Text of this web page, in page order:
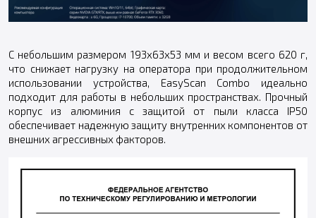
С небольшим размером 193x63x53 мм и весом всего 620 г,
что снижает нагрузку на оператора при продолжительном
использовании устройства, EasyScan Combo идеально
подходит для работы в небольших пространствах. Прочный
корпус из алюминия с защитой от пыли класса IP50
обеспечивает надежную защиту внутренних компонентов от
внешних агрессивных факторов.